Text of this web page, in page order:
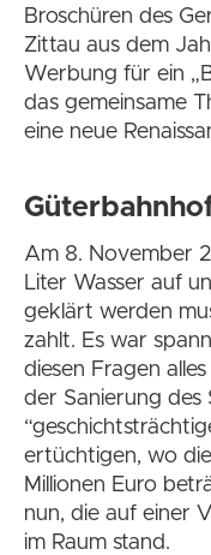
Broschüren des
Zittau aus dem
Werbung für ein
das gemeinsame
eine neue
Am 8. November
Liter Wasser auf
geklärt werden
zahlt. Es war
diesen Fragen
der Sanierung des
ertüchtigen, wo
Millionen Euro
nun, die auf einer
im Raum stand.